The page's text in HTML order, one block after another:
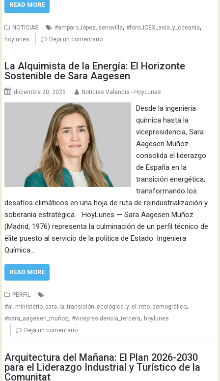
READ MORE
NOTICIAS #amparo_lópez_senovilla,#foro_ICEX_asia_y_oceanía,
hoylunes Deja un comentario
La Alquimista de la Energía: El Horizonte
Sostenible de Sara Aagesen
diciembre 20, 2025 Noticias Valencia - HoyLunes
Desde la ingeniería
química hasta la
vicepresidencia, Sara
Aagesen Muñoz
consolida el liderazgo
de España en la
transición energética,
transformando los
desafíos climáticos en una hoja de ruta de reindustrialización y
soberanía estratégica. HoyLunes — Sara Aagesen Muñoz
(Madrid, 1976) representa la culminación de un perfil técnico de
élite puesto al servicio de la política de Estado. Ingeniera
Química…
READ MORE
PERFIL
#al_ministerio_para_la_transición_ecológica_y_el_reto_demográfico,
#sara_aagesen_muñoz,#vicepresidencia_tercera, hoylunes
Deja un comentario
Arquitectura del Mañana: El Plan 2026-2030
para el Liderazgo Industrial y Turístico de la
Comunitat